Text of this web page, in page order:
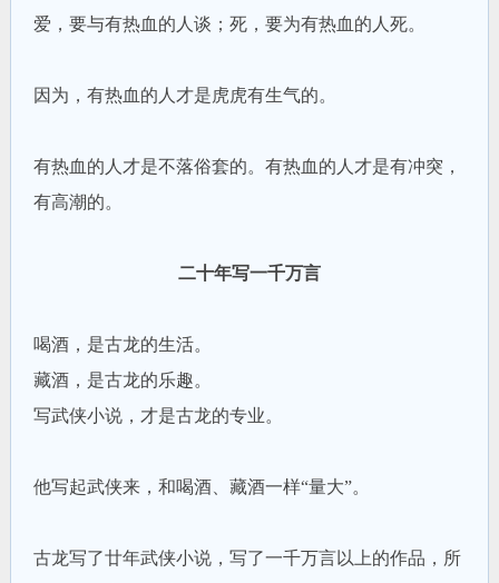
爱，要与有热血的人谈；死，要为有热血的人死。
因为，有热血的人才是虎虎有生气的。
有热血的人才是不落俗套的。有热血的人才是有冲突，
有高潮的。
二十年写一千万言
喝酒，是古龙的生活。
藏酒，是古龙的乐趣。
写武侠小说，才是古龙的专业。
他写起武侠来，和喝酒、藏酒一样“量大”。
古龙写了廿年武侠小说，写了一千万言以上的作品，所